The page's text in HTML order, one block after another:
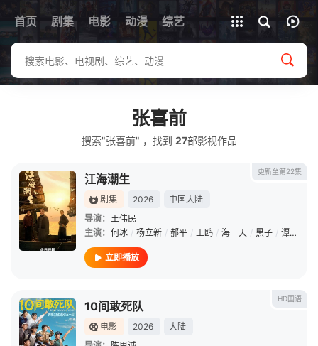
首页 剧集 电影 动漫 综艺
全部影片
张喜前
搜索"张喜前" ，找到 27部影视作品
更新至第22集
江海潮生
剧集 2026
中国大陆
导演： 王伟民
主演： 何冰 / 杨立新 / 郝平 / 王鸥 / 海一天 / 黑子 / 谭洋
立即播放
HD国语
10间敢死队
电影 2026
大陆